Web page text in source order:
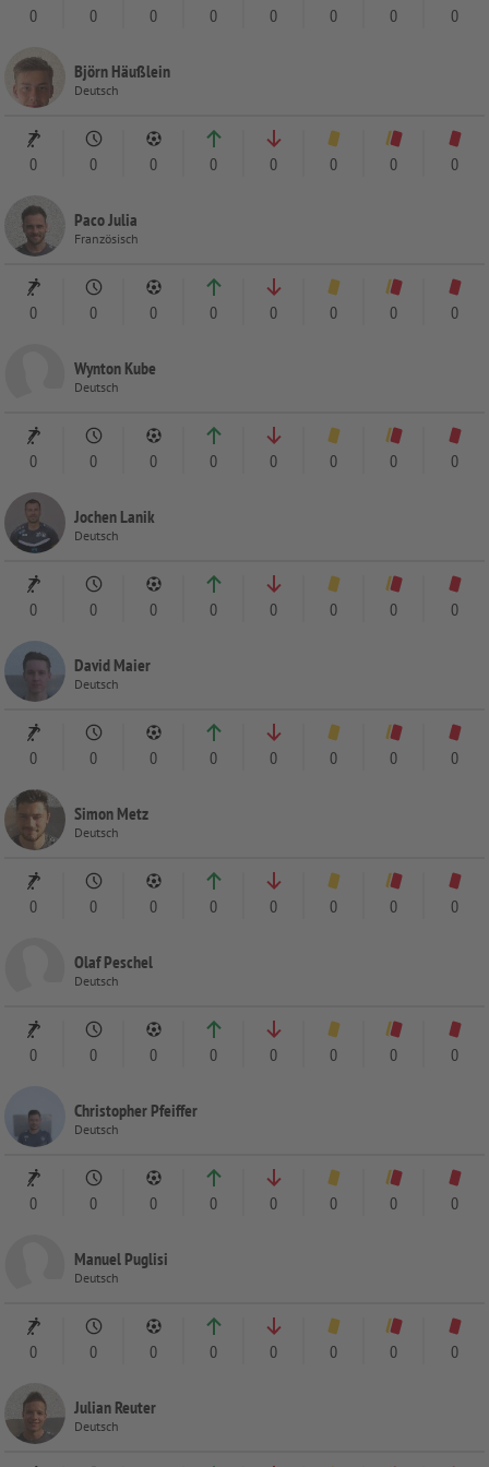
0 0 0 0 0 0 0 0
Björn Häußlein
Deutsch
0 0 0 0 0 0 0 0
Paco Julia
Französisch
0 0 0 0 0 0 0 0
Wynton Kube
Deutsch
0 0 0 0 0 0 0 0
Jochen Lanik
Deutsch
0 0 0 0 0 0 0 0
David Maier
Deutsch
0 0 0 0 0 0 0 0
Simon Metz
Deutsch
0 0 0 0 0 0 0 0
Olaf Peschel
Deutsch
0 0 0 0 0 0 0 0
Christopher Pfeiffer
Deutsch
0 0 0 0 0 0 0 0
Manuel Puglisi
Deutsch
0 0 0 0 0 0 0 0
Julian Reuter
Deutsch